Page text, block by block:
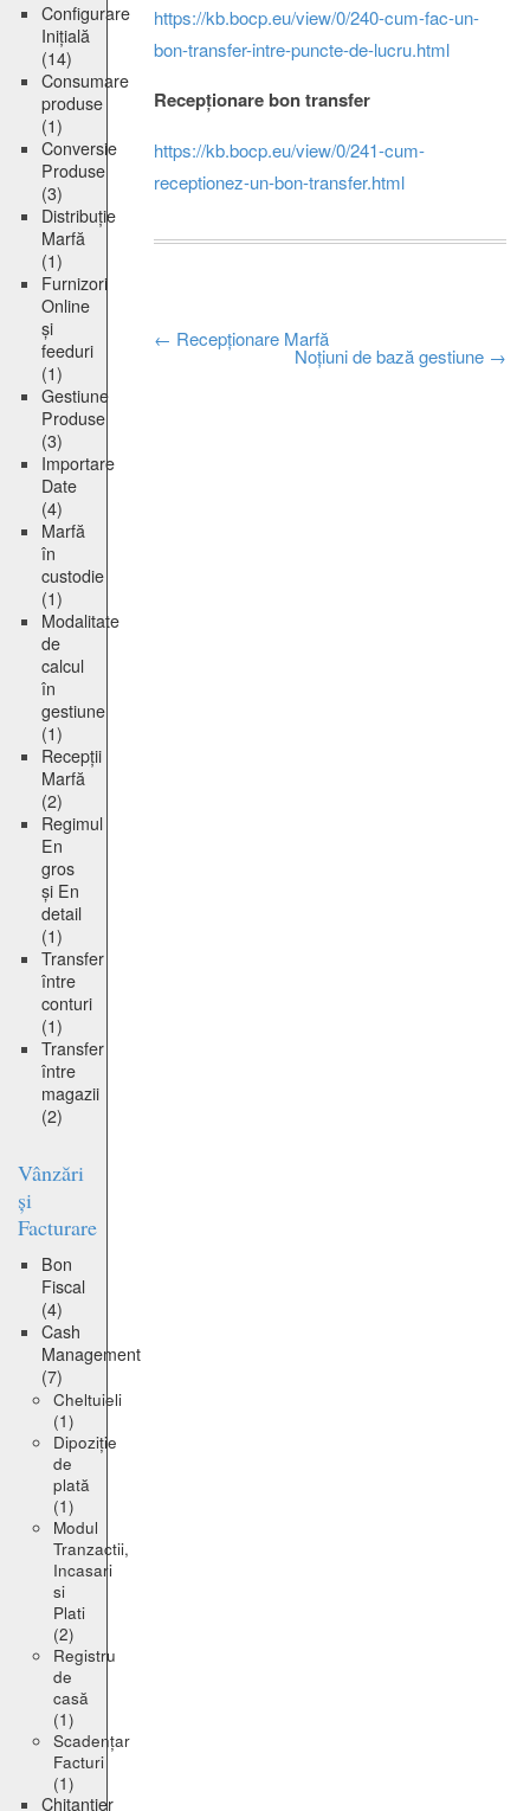
Configurare
Inițială
(14)
Consumare
produse
(1)
Conversie
Produse
(3)
Distribuție
Marfă
(1)
Furnizori
Online
și
feeduri
(1)
Gestiune
Produse
(3)
Importare
Date
(4)
Marfă
în
custodie
(1)
Modalitate
de
calcul
în
gestiune
(1)
Recepții
Marfă
(2)
Regimul
En
gros
și En
detail
(1)
Transfer
între
conturi
(1)
Transfer
între
magazii
(2)
Vânzări
și
Facturare
Bon
Fiscal
(4)
Cash
Management
(7)
Cheltuieli
(1)
Dipoziție
de
plată
(1)
Modul
Tranzactii,
Incasari
si
Plati
(2)
Registru
de
casă
(1)
Scadențar
Facturi
(1)
Chitanțier
https://kb.bocp.eu/view/0/240-cum-fac-un-
bon-transfer-intre-puncte-de-lucru.html
Recepționare bon transfer
https://kb.bocp.eu/view/0/241-cum-
receptionez-un-bon-transfer.html
Post
← Recepționare Marfă
Noțiuni de bază gestiune →